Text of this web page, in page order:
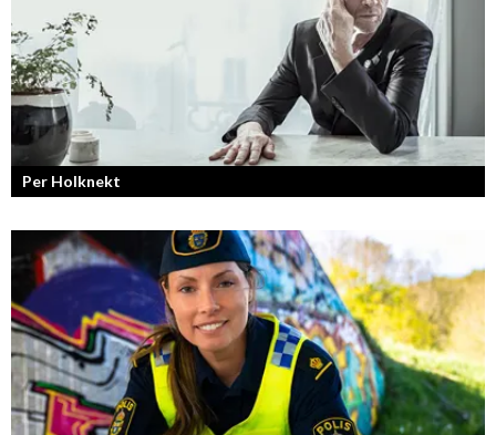
Per Holknekt
Från brädan till scenen